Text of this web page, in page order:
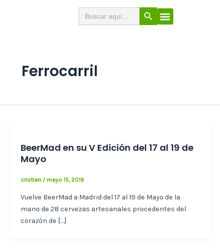
Menú
Buscar: Botón de búsqueda
Ferrocarril
BeerMad en su V Edición del 17 al 19 de
Mayo
cristian / mayo 15, 2019
Vuelve BeerMad a Madrid del 17 al 19 de Mayo de la
mano de 28 cervezas artesanales procedentes del
corazón de […]